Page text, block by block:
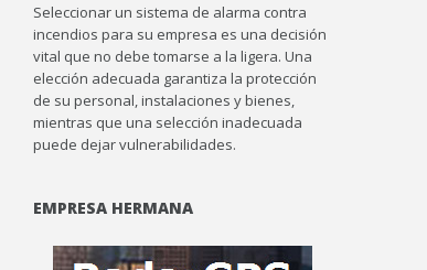
Seleccionar un sistema de alarma contra
incendios para su empresa es una decisión
vital que no debe tomarse a la ligera. Una
elección adecuada garantiza la protección
de su personal, instalaciones y bienes,
mientras que una selección inadecuada
puede dejar vulnerabilidades.
EMPRESA HERMANA